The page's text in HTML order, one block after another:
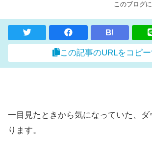
このブログ
B!
この記事のURLをコピ
一目見たときから気になっていた、
ります。